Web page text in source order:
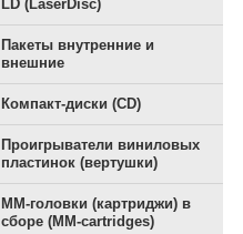
LD (LaserDisc)
Пакеты внутренние и
внешние
Компакт-диски (CD)
Проигрыватели виниловых
пластинок (вертушки)
ММ-головки (картриджи) в
сборе (MM-cartridges)